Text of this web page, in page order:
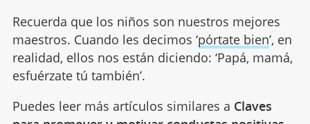
Recuerda que los niños son nuestros mejores
maestros. Cuando les decimos ‘pórtate bien’, en
realidad, ellos nos están diciendo: ‘Papá, mamá,
esfuérzate tú también’.
Puedes leer más artículos similares a Claves